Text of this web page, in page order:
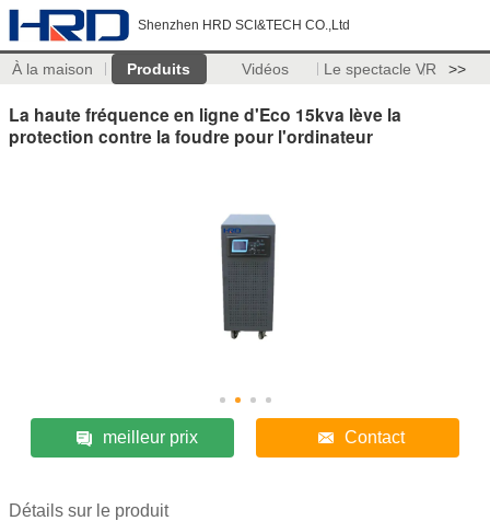
Shenzhen HRD SCI&TECH CO.,Ltd
À la maison Produits Vidéos Le spectacle VR >>
La haute fréquence en ligne d'Eco 15kva lève la
protection contre la foudre pour l'ordinateur
meilleur prix Contact
Détails sur le produit